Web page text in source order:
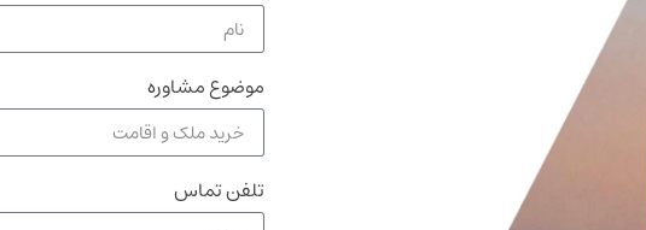
موضوع مشاوره
تلفن تماس